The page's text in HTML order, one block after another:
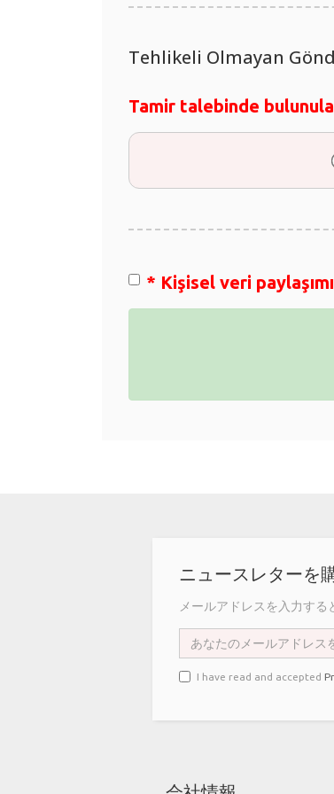
Tehlikeli Olmayan
Tamir talebinde
* Kişisel veri
ニュースレターを
メールアドレスを入力する
I have read and accepted